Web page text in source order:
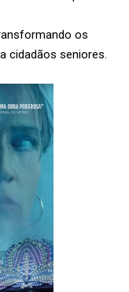
os
cidadãos seniores.